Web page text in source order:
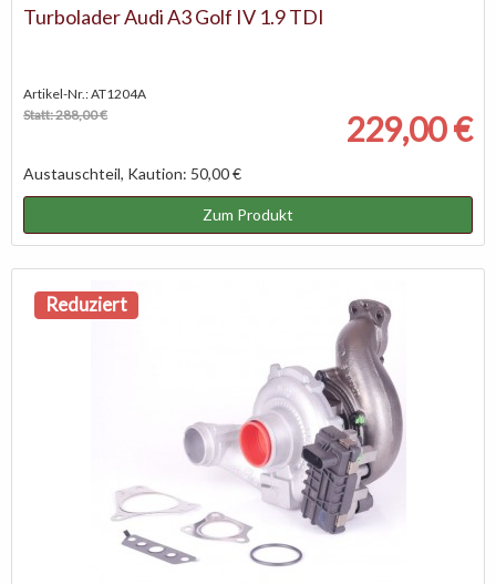
Turbolader Audi A3 Golf IV 1.9 TDI
Artikel-Nr.: AT1204A
Statt: 288,00 €
229,00 €
Austauschteil, Kaution: 50,00 €
Zum Produkt
Reduziert